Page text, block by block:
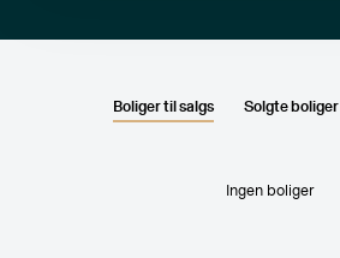
Boliger til salgs Solgte boliger
Ingen boliger